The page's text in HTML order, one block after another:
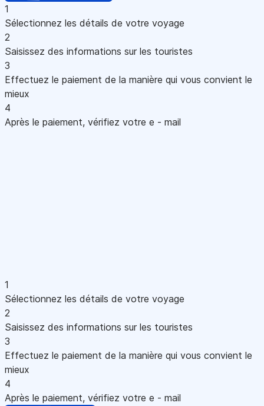
1
Sélectionnez les détails de votre voyage
2
Saisissez des informations sur les touristes
3
Effectuez le paiement de la manière qui vous convient le
mieux
4
Après le paiement, vérifiez votre e - mail
1
Sélectionnez les détails de votre voyage
2
Saisissez des informations sur les touristes
3
Effectuez le paiement de la manière qui vous convient le
mieux
4
Après le paiement, vérifiez votre e - mail